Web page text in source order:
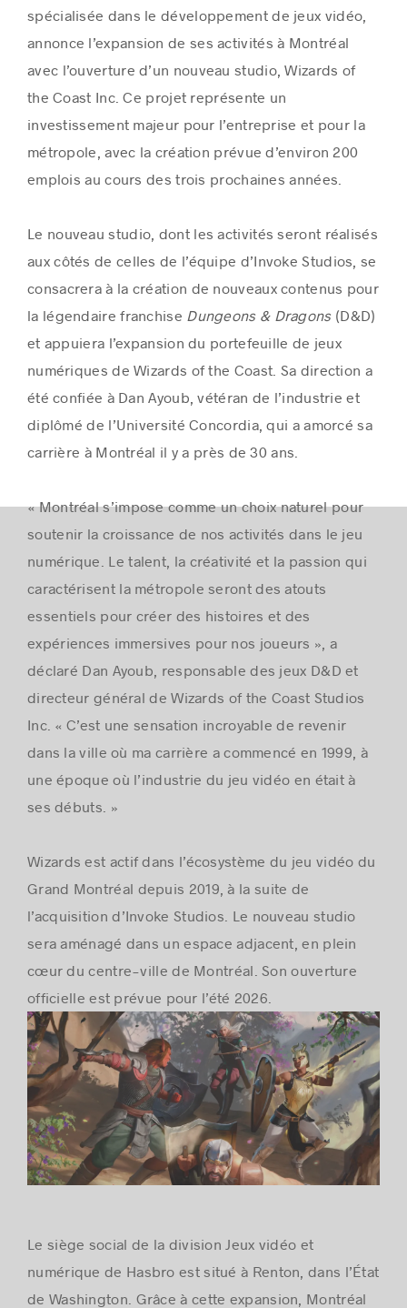
spécialisée dans le développement de jeux vidéo,
annonce l’expansion de ses activités à Montréal
avec l’ouverture d’un nouveau studio, Wizards of
the Coast Inc. Ce projet représente un
investissement majeur pour l’entreprise et pour la
métropole, avec la création prévue d’environ 200
emplois au cours des trois prochaines années.
Le nouveau studio, dont les activités seront réalisés
aux côtés de celles de l’équipe d’Invoke Studios, se
consacrera à la création de nouveaux contenus pour
la légendaire franchise Dungeons & Dragons (D&D)
et appuiera l’expansion du portefeuille de jeux
numériques de Wizards of the Coast. Sa direction a
été confiée à Dan Ayoub, vétéran de l’industrie et
diplômé de l’Université Concordia, qui a amorcé sa
carrière à Montréal il y a près de 30 ans.
« Montréal s’impose comme un choix naturel pour
soutenir la croissance de nos activités dans le jeu
numérique. Le talent, la créativité et la passion qui
caractérisent la métropole seront des atouts
essentiels pour créer des histoires et des
expériences immersives pour nos joueurs », a
déclaré Dan Ayoub, responsable des jeux D&D et
directeur général de Wizards of the Coast Studios
Inc. « C’est une sensation incroyable de revenir
dans la ville où ma carrière a commencé en 1999, à
une époque où l’industrie du jeu vidéo en était à
ses débuts. »
Wizards est actif dans l’écosystème du jeu vidéo du
Grand Montréal depuis 2019, à la suite de
l’acquisition d’Invoke Studios. Le nouveau studio
sera aménagé dans un espace adjacent, en plein
cœur du centre-ville de Montréal. Son ouverture
officielle est prévue pour l’été 2026.
Le siège social de la division Jeux vidéo et
numérique de Hasbro est situé à Renton, dans l’État
de Washington. Grâce à cette expansion, Montréal